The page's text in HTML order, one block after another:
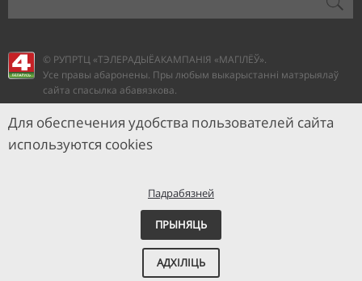
© РУПРТЦ «ТЭЛЕРАДЫЁАКАМПАНІЯ «МАГІЛЁЎ».
Усе правы абаронены. Пры любым выкарыстанні матэрыялаў
сайта спасылка абавязкова.
Для обеспечения удобства пользователей сайта
используются cookies
Падрабязней
ПРЫНЯЦЬ
АДХІЛІЦЬ